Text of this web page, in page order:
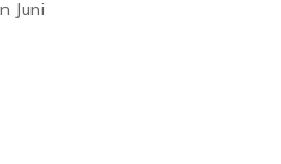
Juni